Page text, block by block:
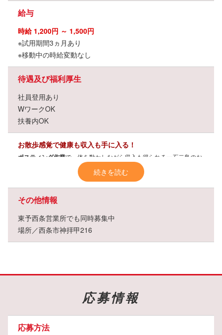
給与
時給 1,200円 ～ 1,500円
※試用期間3ヵ月あり
※移動中の時給変動なし
待遇及び福利厚生
社員登用あり
WワークOK
扶養内OK
お散歩感覚で健康も収入も手に入る！
ポスティング作業で、体を動かしながら収入も得られる一石二鳥のお
人との接触が少なく、感染症対策の面でも安心。
柔軟シフトで働きやすさ抜群
週3日から自分のペースに合わせて勤務可能。
自由度が高く、無理なく働けます。忙しい方にも最適◎
移動中も時給が発生し、効率よく稼げます。
「歩くこと」が中心
続きを読む
その他情報
東予西条営業所でも同時募集中
場所／西条市神拝甲216
応募情報
応募方法